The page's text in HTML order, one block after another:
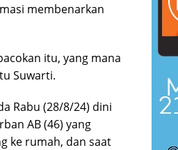
membenarkan
itu, yang mana
Suwarti.
Rabu (28/8/24) dini
AB (46) yang
ke rumah, dan saat